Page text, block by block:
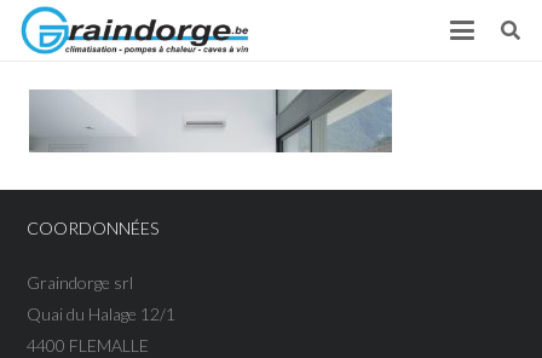
COORDONNÉES
Graindorge srl
Quai du Halage 12/1
4400 FLEMALLE